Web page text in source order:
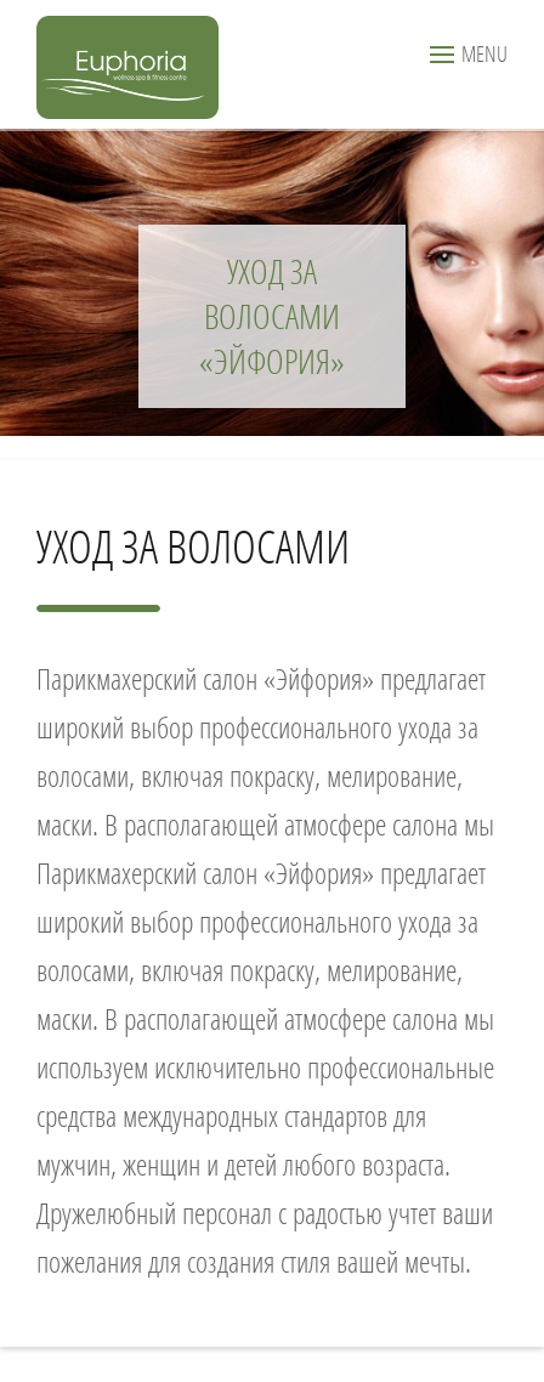
MENU
УХОД ЗА
ВОЛОСАМИ
«ЭЙФОРИЯ»
УХОД ЗА ВОЛОСАМИ
Парикмахерский салон «Эйфория» предлагает
широкий выбор профессионального ухода за
волосами, включая покраску, мелирование,
маски. В располагающей атмосфере салона мы
Парикмахерский салон «Эйфория» предлагает
широкий выбор профессионального ухода за
волосами, включая покраску, мелирование,
маски. В располагающей атмосфере салона мы
используем исключительно профессиональные
средства международных стандартов для
мужчин, женщин и детей любого возраста.
Дружелюбный персонал с радостью учтет ваши
пожелания для создания стиля вашей мечты.